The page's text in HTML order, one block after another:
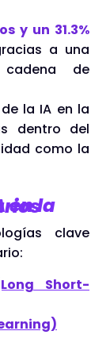
y un 31.3%
a una
de
la IA en la
dentro del
como la
clave
Short-